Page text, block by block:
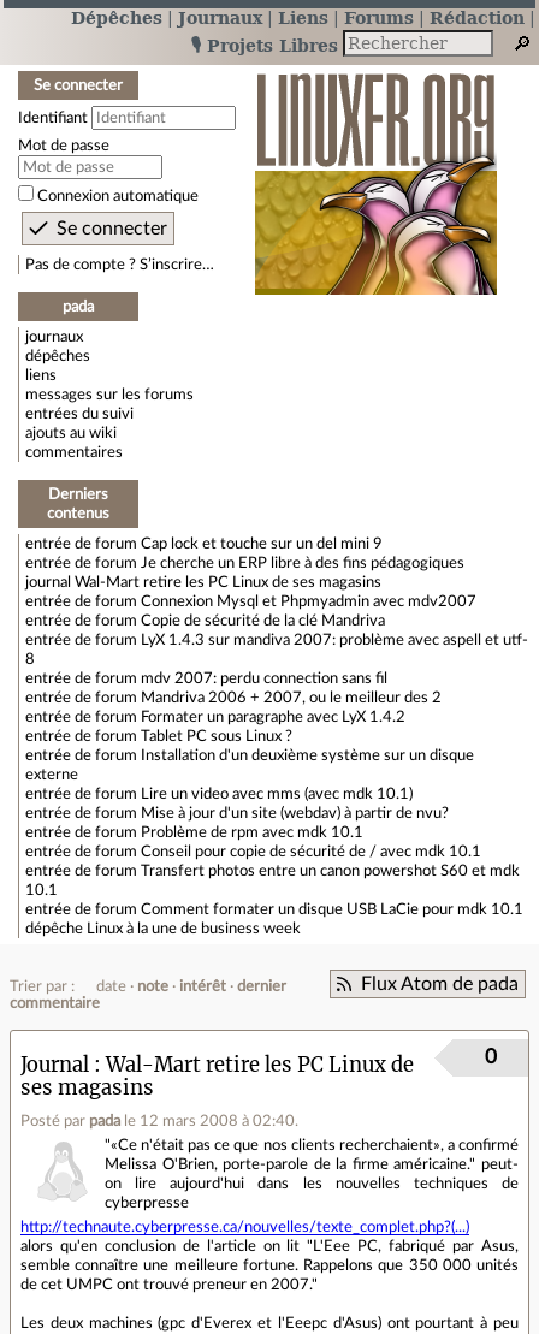
Dépêches Journaux Liens Forums
Rédaction
🎙️ Projets Libres
Se connecter
Identifiant
Mot de passe
Connexion automatique
Pas de compte ? S’inscrire…
pada
journaux
dépêches
liens
messages sur les forums
entrées du suivi
ajouts au wiki
commentaires
Derniers
contenus
entrée de forum Cap lock et touche sur un del mini 9
entrée de forum Je cherche un ERP libre à des fins pédagogiques
journal Wal-Mart retire les PC Linux de ses magasins
entrée de forum Connexion Mysql et Phpmyadmin avec mdv2007
entrée de forum Copie de sécurité de la clé Mandriva
entrée de forum
LyX 1.4.3 sur mandiva 2007: problème avec aspell et utf-
8
entrée de forum mdv 2007: perdu connection sans fil
entrée de forum Mandriva 2006 + 2007, ou le meilleur des 2
entrée de forum Formater un paragraphe avec LyX 1.4.2
entrée de forum Tablet PC sous Linux ?
entrée de forum
Installation d'un deuxième système sur un disque
externe
entrée de forum
Lire un video avec mms (avec mdk 10.1)
entrée de forum Mise à jour d'un site (webdav) à partir de nvu?
entrée de forum Problème de rpm avec mdk 10.1
entrée de forum Conseil pour copie de sécurité de / avec mdk 10.1
entrée de forum Transfert photos entre un canon powershot S60 et mdk
10.1
entrée de forum Comment formater un disque USB LaCie pour mdk 10.1
dépêche
Linux à la une de business week
Flux Atom de pada
Trier par : date note intérêt
dernier
commentaire
Journal
Wal-Mart retire les PC Linux de
ses magasins
Posté par pada le 12 mars 2008 à 02:40.
0
"«Ce n'était pas ce que nos clients recherchaient», a confirmé
Melissa O'Brien, porte-parole de la firme américaine." peut-
on lire aujourd'hui dans les nouvelles techniques de
cyberpresse
http://technaute.cyberpresse.ca/nouvelles/texte_complet.php?(...)
alors qu'en conclusion de l'article on lit "L'Eee PC, fabriqué par Asus,
semble connaître une meilleure fortune. Rappelons que 350 000 unités
de cet UMPC ont trouvé preneur en 2007."
Les deux machines (gpc d'Everex et l'Eeepc d'Asus) ont pourtant à peu